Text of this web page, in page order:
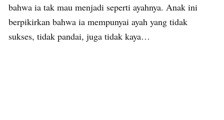
bahwa ia tak mau menjadi seperti ayahnya. Anak ini
berpikirkan bahwa ia mempunyai ayah yang tidak
sukses, tidak pandai, juga tidak kaya…